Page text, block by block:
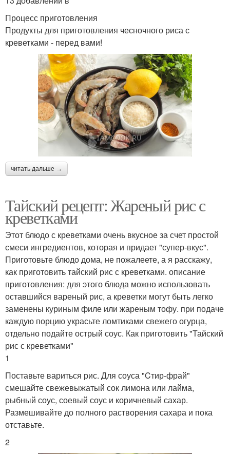
Процесс приготовления
Продукты для приготовления чесночного риса с
креветками - перед вами!
читать дальше →
Тайский рецепт: Жареный рис с
креветками
Этот блюдо с креветками очень вкусное за счет простой
смеси ингредиентов, которая и придает "супер-вкус".
Приготовьте блюдо дома, не пожалеете, а я расскажу,
как приготовить тайский рис с креветками. описание
приготовления: для этого блюда можно использовать
оставшийся вареный рис, а креветки могут быть легко
заменены куриным филе или жареным тофу. при подаче
каждую порцию украсьте ломтиками свежего огурца,
отдельно подайте острый соус. Как приготовить "Тайский
рис с креветками"
1
Поставьте вариться рис. Для соуса "Cтир-фрай"
смешайте свежевыжатый сок лимона или лайма,
рыбный соус, соевый соус и коричневый сахар.
Размешивайте до полного растворения сахара и пока
отставьте.
2